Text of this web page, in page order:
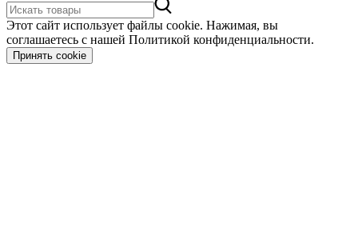
Этот сайт использует файлы cookie. Нажимая, вы
соглашаетесь с нашей Политикой конфиденциальности.
Принять cookie